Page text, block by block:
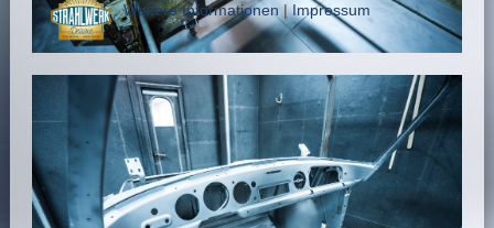
Weitere Informationen|Impressum